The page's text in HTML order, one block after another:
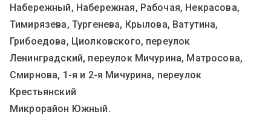
Набережный, Набережная, Рабочая, Некрасова,
Тимирязева, Тургенева, Крылова, Ватутина,
Грибоедова, Циолковского, переулок
Ленинградский, переулок Мичурина, Матросова,
Смирнова, 1-я и 2-я Мичурина, переулок
Крестьянский
Микрорайон Южный.